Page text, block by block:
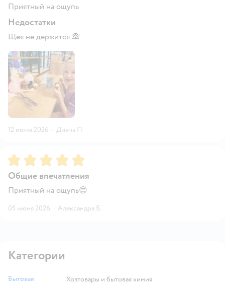
Приятный на ощупь
Недостатки
Щея не держится 🙈
12 июня 2026 · Диана П.
Рейтинг:5
Общие впечатления
Приятный на ощупь😍
05 июня 2026 · Александра Б.
Категории
Бытовая
Хозтовары и бытовая химия